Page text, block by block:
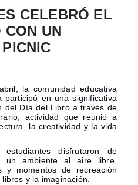
CELEBRÓ EL
CON UN
la comunidad educativa
participó en una significativa
del Día del Libro a través de
actividad que reunió a
la creatividad y la vida
disfrutaron de
un ambiente al aire libre,
y momentos de recreación
y la imaginación.